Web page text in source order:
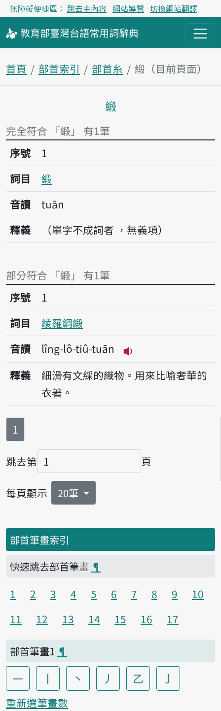
無障礙便捷區： 跳去主內容 網站導覽 切換網站翻譯
教育部臺灣台語常用詞辭典
首頁 部首索引 部首糸 緞（目前頁面）
主內容區塊
緞
完全符合 「緞」 有1筆
序號1緞
序號
1
詞目
緞
音讀
tuān
釋義
（單字不成詞者 ，無義項）
部分符合 「緞」 有1筆
序號1綾羅綢緞
序號
1
詞目
綾羅綢緞
音讀
lîng-lô-tiû-tuān
播放音讀lîng-lô-tiû-
釋義
細滑有文綵的織物。用來比喻奢華的
衣著。
第
1
跳去第
頁碼
頁
每頁顯示 20筆
部首筆畫索引
快速跳去部首筆畫 ¶
1
2 3 4 5 6 7 8 9
10
11
12 13 14 15 16 17
部首筆畫1 ¶
一 丨 丶 丿 乙 亅
重新選筆畫數